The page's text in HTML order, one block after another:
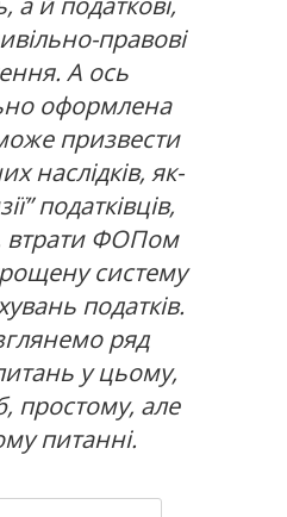
правові
А ось
оформлена
призвести
наслідків, як-
податківців,
втрати ФОПом
систему
податків.
ряд
у цьому,
простому, але
питанні.